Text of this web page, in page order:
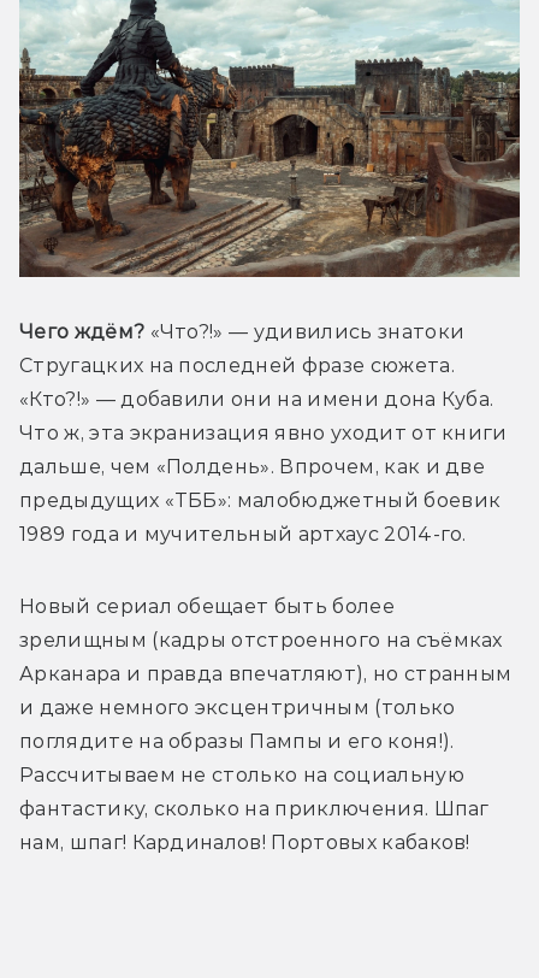
Чего ждём? «Что?!» — удивились знатоки
Стругацких на последней фразе сюжета.
«Кто?!» — добавили они на имени дона Куба.
Что ж, эта экранизация явно уходит от книги
дальше, чем «Полдень». Впрочем, как и две
предыдущих «ТББ»: малобюджетный боевик
1989 года и мучительный артхаус 2014-го.
Новый сериал обещает быть более
зрелищным (кадры отстроенного на съёмках
Арканара и правда впечатляют), но странным
и даже немного эксцентричным (только
поглядите на образы Пампы и его коня!).
Рассчитываем не столько на социальную
фантастику, сколько на приключения. Шпаг
нам, шпаг! Кардиналов! Портовых кабаков!